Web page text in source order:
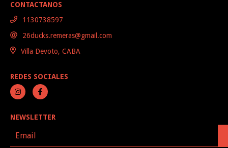
CONTACTANOS
1130738597
26ducks.remeras@gmail.com
Villa Devoto, CABA
REDES SOCIALES
NEWSLETTER